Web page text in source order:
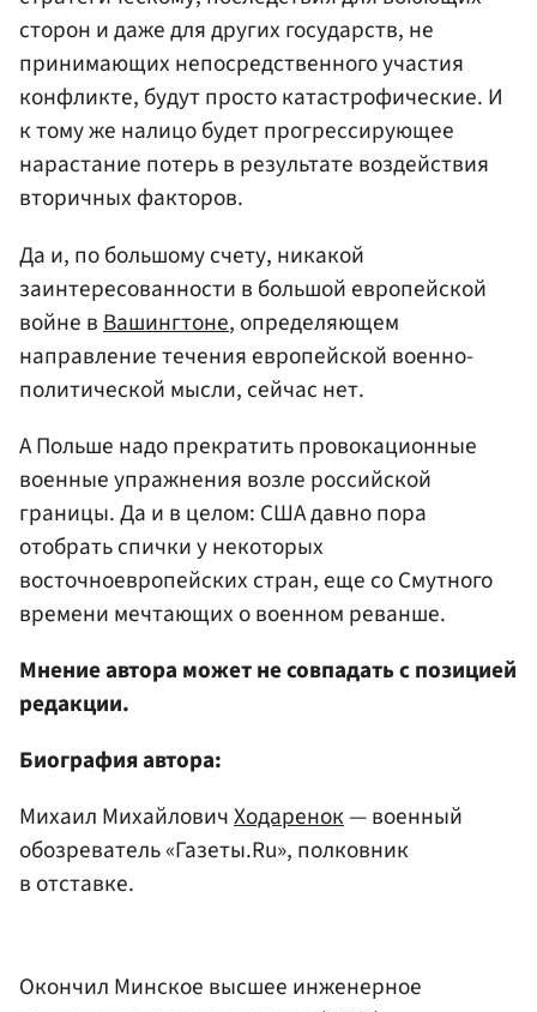
сторон и даже для других государств, не
принимающих непосредственного участия
конфликте, будут просто катастрофические. И
к тому же налицо будет прогрессирующее
нарастание потерь в результате воздействия
вторичных факторов.
Да и, по большому счету, никакой
заинтересованности в большой европейской
войне в Вашингтоне, определяющем
направление течения европейской военно-
политической мысли, сейчас нет.
А Польше надо прекратить провокационные
военные упражнения возле российской
границы. Да и в целом: США давно пора
отобрать спички у некоторых
восточноевропейских стран, еще со Смутного
времени мечтающих о военном реванше.
Мнение автора может не совпадать с позицией
редакции.
Биография автора:
Михаил МихайловичХодаренок— военный
обозреватель «Газеты.Ru», полковник
в отставке.
Окончил Минское высшее инженерное